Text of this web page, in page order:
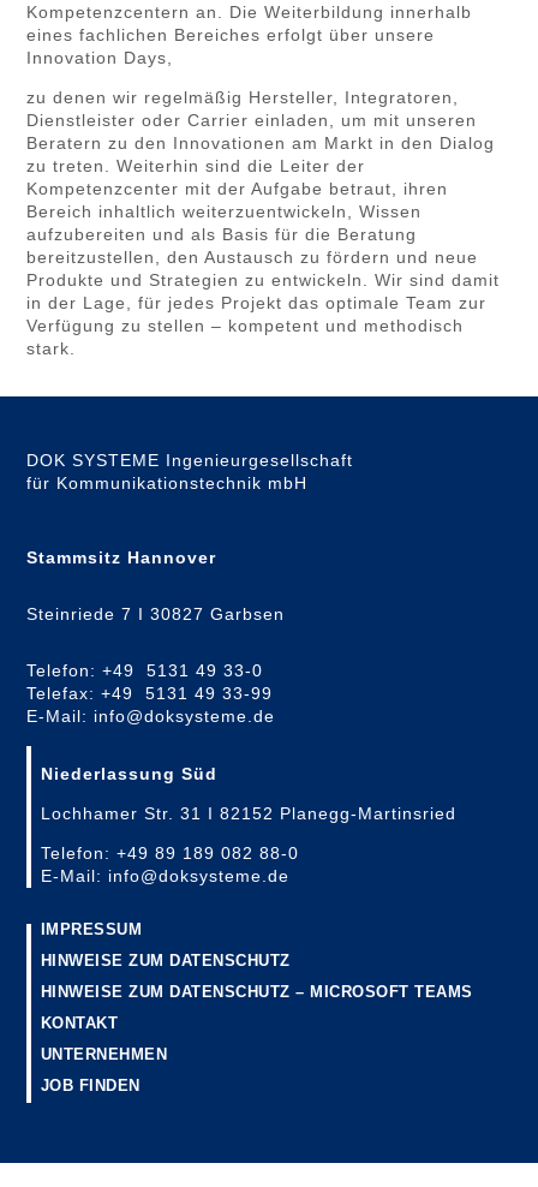
Kompetenzcentern an. Die Weiterbildung innerhalb
eines fachlichen Bereiches erfolgt über unsere
Innovation Days,
zu denen wir regelmäßig Hersteller, Integratoren,
Dienstleister oder Carrier einladen, um mit unseren
Beratern zu den Innovationen am Markt in den Dialog
zu treten. Weiterhin sind die Leiter der
Kompetenzcenter mit der Aufgabe betraut, ihren
Bereich inhaltlich weiterzuentwickeln, Wissen
aufzubereiten und als Basis für die Beratung
bereitzustellen, den Austausch zu fördern und neue
Produkte und Strategien zu entwickeln. Wir sind damit
in der Lage, für jedes Projekt das optimale Team zur
Verfügung zu stellen – kompetent und methodisch
stark.
DOK SYSTEME Ingenieurgesellschaft
für Kommunikationstechnik mbH
Stammsitz Hannover
Steinriede 7 I 30827 Garbsen
Telefon: +49 5131 49 33-0
Telefax: +49 5131 49 33-99
E-Mail: info@doksysteme.de
Niederlassung Süd
Lochhamer Str. 31 I 82152 Planegg-Martinsried
Telefon: +49 89 189 082 88-0
E-Mail: info@doksysteme.de
IMPRESSUM
HINWEISE ZUM DATENSCHUTZ
HINWEISE ZUM DATENSCHUTZ – MICROSOFT TEAMS
KONTAKT
UNTERNEHMEN
JOB FINDEN